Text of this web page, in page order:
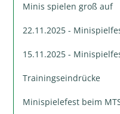
Minis spielen groß auf
22.11.2025 -
15.11.2025 -
Trainingseindrücke
Minispielefest beim